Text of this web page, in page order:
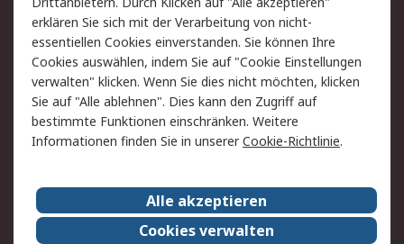
Rechtliches
RS Verkaufs- und
Lieferbedingungen
Datenschutz
Cookie-Richtlinie
Zahlungsbedingungen
Impressum
Webseite Konditionen
RS weltweit
Karriere bei RS
Nachhaltigkeit
erklären Sie sich mit der Verarbeitung von nicht-
essentiellen Cookies einverstanden. Sie können Ihre
Cookies auswählen, indem Sie auf "Cookie Einstellungen
verwalten" klicken. Wenn Sie dies nicht möchten, klicken
Sie auf "Alle ablehnen". Dies kann den Zugriff auf
bestimmte Funktionen einschränken. Weitere
Informationen finden Sie in unsererCookie-Richtlinie.
Alle akzeptieren
Cookies verwalten